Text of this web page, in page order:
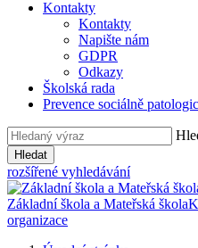
Kontakty
Kontakty
Napište nám
GDPR
Odkazy
Školská rada
Prevence sociálně
Hledat
rozšířené vyhledávání
Základní škola a Mateřská škola
organizace